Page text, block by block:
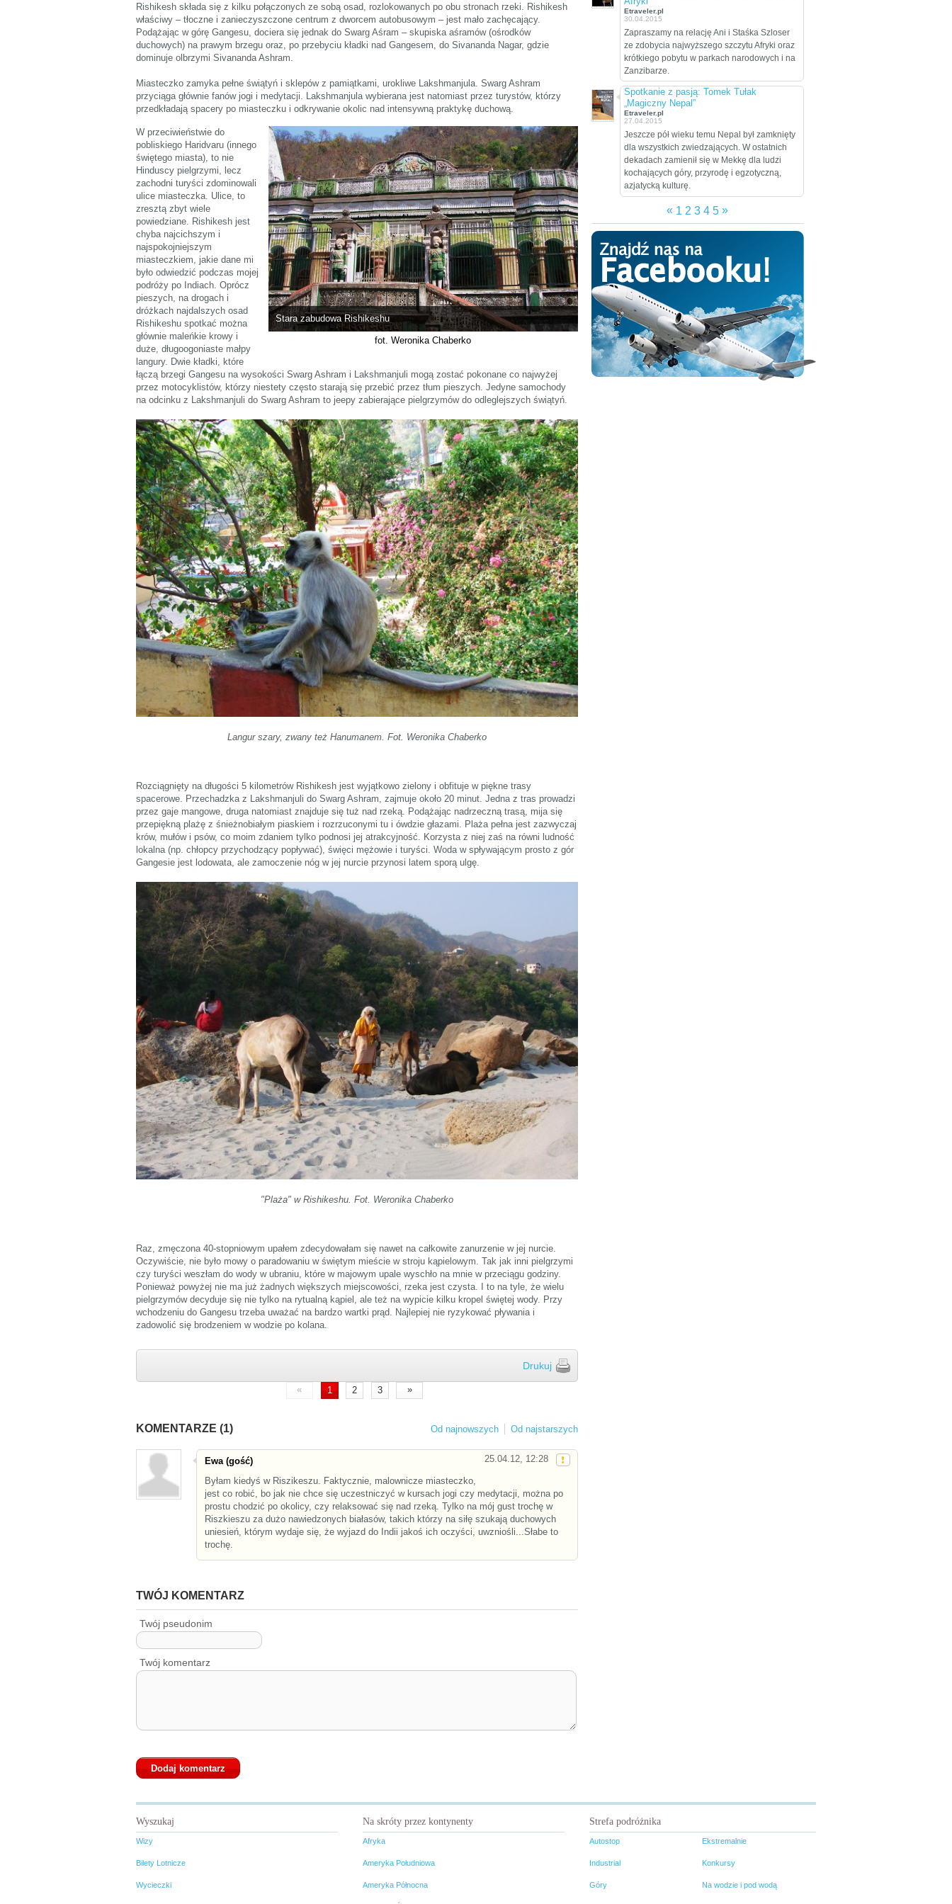
Rishikesh składa się z kilku połączonych ze sobą osad, rozlokowanych po obu stronach rzeki. Rishikesh
właściwy – tłoczne i zanieczyszczone centrum z dworcem autobusowym – jest mało zachęcający.
Podążając w górę Gangesu, dociera się jednak do Swarg Aśram – skupiska aśramów (ośrodków
duchowych) na prawym brzegu oraz, po przebyciu kładki nad Gangesem, do Sivananda Nagar, gdzie
dominuje olbrzymi Sivananda Ashram.
Miasteczko zamyka pełne świątyń i sklepów z pamiątkami, urokliwe Lakshmanjula. Swarg Ashram
przyciąga głównie fanów jogi i medytacji. Lakshmanjula wybierana jest natomiast przez turystów, którzy
przedkładają spacery po miasteczku i odkrywanie okolic nad intensywną praktykę duchową.
Stara zabudowa Rishikeshu
fot. Weronika Chaberko
W przeciwieństwie do
pobliskiego Haridvaru (innego
świętego miasta), to nie
Hinduscy pielgrzymi, lecz
zachodni turyści zdominowali
ulice miasteczka. Ulice, to
zresztą zbyt wiele
powiedziane. Rishikesh jest
chyba najcichszym i
najspokojniejszym
miasteczkiem, jakie dane mi
było odwiedzić podczas mojej
podróży po Indiach. Oprócz
pieszych, na drogach i
dróżkach najdalszych osad
Rishikeshu spotkać można
głównie maleńkie krowy i
duże, długoogoniaste małpy
langury. Dwie kładki, które
łączą brzegi Gangesu na wysokości Swarg Ashram i Lakshmanjuli mogą zostać pokonane co najwyżej
przez motocyklistów, którzy niestety często starają się przebić przez tłum pieszych. Jedyne samochody
na odcinku z Lakshmanjuli do Swarg Ashram to jeepy zabierające pielgrzymów do odleglejszych świątyń.
Langur szary, zwany też Hanumanem. Fot. Weronika Chaberko
Rozciągnięty na długości 5 kilometrów Rishikesh jest wyjątkowo zielony i obfituje w piękne trasy
spacerowe. Przechadzka z Lakshmanjuli do Swarg Ashram, zajmuje około 20 minut. Jedna z tras prowadzi
przez gaje mangowe, druga natomiast znajduje się tuż nad rzeką. Podążając nadrzeczną trasą, mija się
przepiękną plażę z śnieżnobiałym piaskiem i rozrzuconymi tu i ówdzie głazami. Plaża pełna jest zazwyczaj
krów, mułów i psów, co moim zdaniem tylko podnosi jej atrakcyjność. Korzysta z niej zaś na równi ludność
lokalna (np. chłopcy przychodzący popływać), święci mężowie i turyści. Woda w spływającym prosto z gór
Gangesie jest lodowata, ale zamoczenie nóg w jej nurcie przynosi latem sporą ulgę.
"Plaża" w Rishikeshu. Fot. Weronika Chaberko
Raz, zmęczona 40-stopniowym upałem zdecydowałam się nawet na całkowite zanurzenie w jej nurcie.
Oczywiście, nie było mowy o paradowaniu w świętym mieście w stroju kąpielowym. Tak jak inni pielgrzymi
czy turyści weszłam do wody w ubraniu, które w majowym upale wyschło na mnie w przeciągu godziny.
Ponieważ powyżej nie ma już żadnych większych miejscowości, rzeka jest czysta. I to na tyle, że wielu
pielgrzymów decyduje się nie tylko na rytualną kąpiel, ale też na wypicie kilku kropel świętej wody. Przy
wchodzeniu do Gangesu trzeba uważać na bardzo wartki prąd. Najlepiej nie ryzykować pływania i
zadowolić się brodzeniem w wodzie po kolana.
Drukuj
« 1 2 3 »
KOMENTARZE (1) Od najnowszych Od najstarszych
Ewa (gość) 25.04.12, 12:28
Byłam kiedyś w Riszikeszu. Faktycznie, malownicze miasteczko,
jest co robić, bo jak nie chce się uczestniczyć w kursach jogi czy medytacji, można po
prostu chodzić po okolicy, czy relaksować się nad rzeką. Tylko na mój gust trochę w
Riszkieszu za dużo nawiedzonych białasów, takich którzy na siłę szukają duchowych
uniesień, którym wydaje się, że wyjazd do Indii jakoś ich oczyści, uwzniośli...Słabe to
trochę.
TWÓJ KOMENTARZ
Twój pseudonim
Twój komentarz
zamierzają przejechać
wzdłuż i wszerz w
trakcie dwumiesięcznej
Etraveler.pl
30.04.2015
Zapraszamy na relację Ani i Staśka Szloser
ze zdobycia najwyższego szczytu Afryki oraz
krótkiego pobytu w parkach narodowych i na
Zanzibarze.
Spotkanie z pasją: Tomek Tułak
„Magiczny Nepal”
Etraveler.pl
27.04.2015
Jeszcze pół wieku temu Nepal był zamknięty
dla wszystkich zwiedzających. W ostatnich
dekadach zamienił się w Mekkę dla ludzi
kochających góry, przyrodę i egzotyczną,
azjatycką kulturę.
« 1 2 3 4 5 »
Wyszukaj
Wizy
Bilety Lotnicze
Wycieczki
Na skróty przez kontynenty
Afryka
Ameryka Południowa
Ameryka Północna
Strefa podróżnika
Autostop Ekstremalnie
Industrial Konkursy
Góry Na wodzie i pod wodą